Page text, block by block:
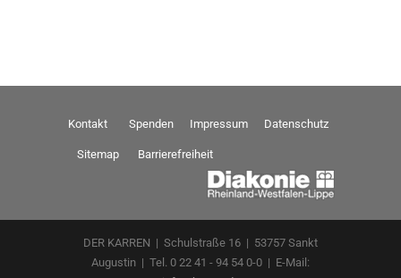
Kontakt Spenden Impressum Datenschutz
Sitemap Barrierefreiheit
DER KARREN | Schulstraße 16 | 53757 Sankt
Augustin | Tel. 0 22 41 - 94 54 0-0 | E-Mail: